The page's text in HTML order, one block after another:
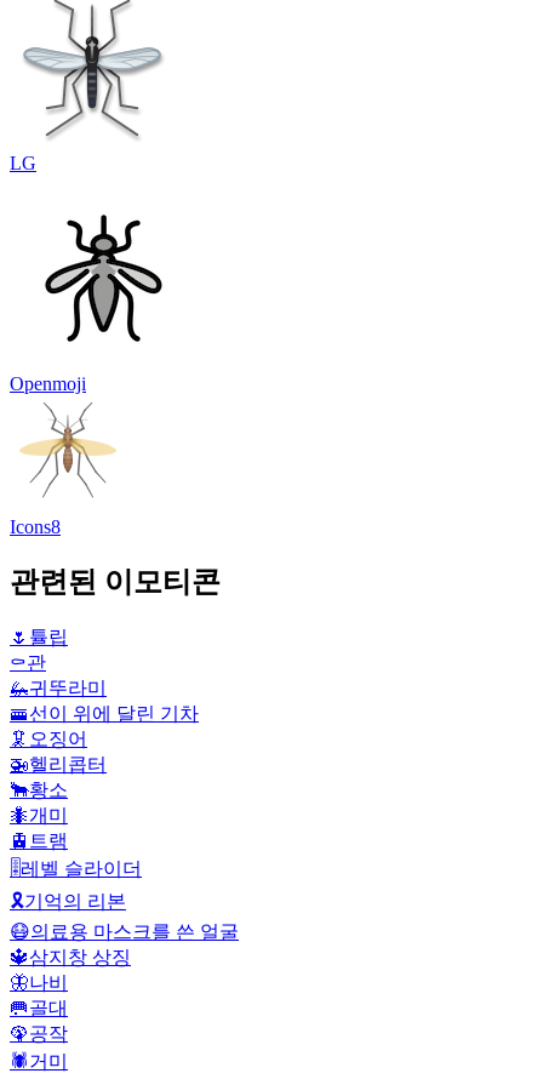
LG
Openmoji
Icons8
관련된 이모티콘
🌷 튤립
⚰️관
🦗귀뚜라미
🚟선이 위에 달린 기차
🦑 오징어
🚁헬리콥터
🐂황소
🐜개미
🚊 트램
🎚️레벨 슬라이더
🎗️기억의 리본
😷의료용 마스크를 쓴 얼굴
🔱삼지창 상징
🦋나비
🥅골대
🦚공작
🕷️거미